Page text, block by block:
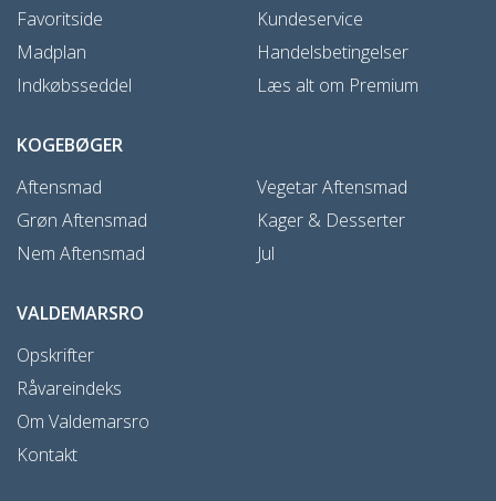
Favoritside
Madplan
Indkøbsseddel
Kundeservice
Handelsbetingelser
Læs alt om Premium
KOGEBØGER
Aftensmad
Grøn Aftensmad
Nem Aftensmad
Vegetar Aftensmad
Kager & Desserter
Jul
VALDEMARSRO
Opskrifter
Råvareindeks
Om Valdemarsro
Kontakt